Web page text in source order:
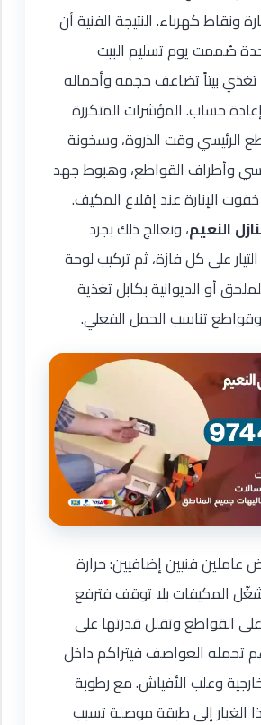
ونقاط كهرباء. النتيجة الفنية أن
صُممت يوم تسليم البيت
بيتاً تضاعف حجمه وأحماله
حساب. المؤشرات المتكررة
الرئيسي وقت الذروة، وسخونة
وأطراف القواطع، وهبوط جهد
الإنارة عند إقلاع المكيف.
النعيم، ونعالج ذلك بجرد
على كل فازة، ثم تركيب لوحة
أو الديوانية بكابل تغذية
تناسب الحمل الفعلي.
عاملين فنيين إضافيين: حرارة
المكيفات بلا توقف فترفع
القواطع وتقلل قدرتها على
تحمله العواصف فيتراكم داخل
وعلب الأفياش. مع رطوبة
الغبار إلى طبقة موصلة تسبب